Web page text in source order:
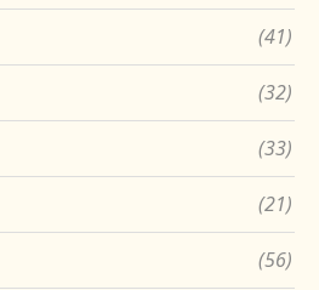
(41)
(32)
(33)
(21)
(56)